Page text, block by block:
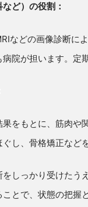
ど）の役割：
などの画像診断に
院が担います。定
をもとに、筋肉や
し、骨格矯正など
しっかり受けたう
とで、状態の把握